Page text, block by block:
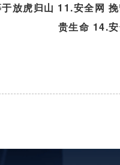
放虎归山 11.安全网
贵生命 14.